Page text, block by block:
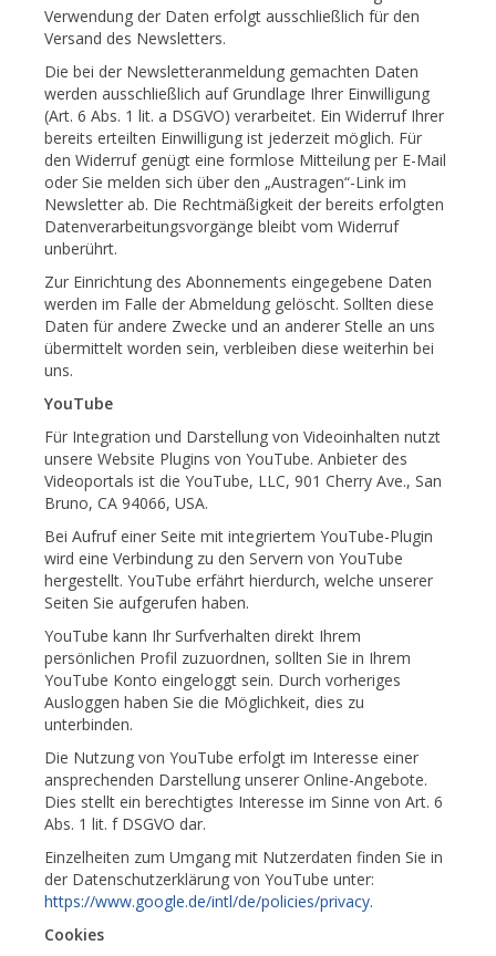
Verwendung der Daten erfolgt ausschließlich für den
Versand des Newsletters.
Die bei der Newsletteranmeldung gemachten Daten
werden ausschließlich auf Grundlage Ihrer Einwilligung
(Art. 6 Abs. 1 lit. a DSGVO) verarbeitet. Ein Widerruf Ihrer
bereits erteilten Einwilligung ist jederzeit möglich. Für
den Widerruf genügt eine formlose Mitteilung per E-Mail
oder Sie melden sich über den „Austragen“-Link im
Newsletter ab. Die Rechtmäßigkeit der bereits erfolgten
Datenverarbeitungsvorgänge bleibt vom Widerruf
unberührt.
Zur Einrichtung des Abonnements eingegebene Daten
werden im Falle der Abmeldung gelöscht. Sollten diese
Daten für andere Zwecke und an anderer Stelle an uns
übermittelt worden sein, verbleiben diese weiterhin bei
uns.
YouTube
Für Integration und Darstellung von Videoinhalten nutzt
unsere Website Plugins von YouTube. Anbieter des
Videoportals ist die YouTube, LLC, 901 Cherry Ave., San
Bruno, CA 94066, USA.
Bei Aufruf einer Seite mit integriertem YouTube-Plugin
wird eine Verbindung zu den Servern von YouTube
hergestellt. YouTube erfährt hierdurch, welche unserer
Seiten Sie aufgerufen haben.
YouTube kann Ihr Surfverhalten direkt Ihrem
persönlichen Profil zuzuordnen, sollten Sie in Ihrem
YouTube Konto eingeloggt sein. Durch vorheriges
Ausloggen haben Sie die Möglichkeit, dies zu
unterbinden.
Die Nutzung von YouTube erfolgt im Interesse einer
ansprechenden Darstellung unserer Online-Angebote.
Dies stellt ein berechtigtes Interesse im Sinne von Art. 6
Abs. 1 lit. f DSGVO dar.
Einzelheiten zum Umgang mit Nutzerdaten finden Sie in
der Datenschutzerklärung von YouTube unter:
https://www.google.de/intl/de/policies/privacy.
Cookies